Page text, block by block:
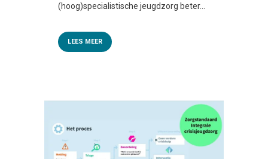
(hoog)specialistische jeugdzorg beter...
LEES MEER